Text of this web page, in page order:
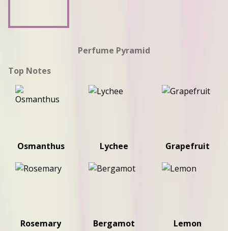
Perfume Pyramid
Top Notes
Osmanthus Lychee Grapefruit
Rosemary Bergamot
Lemon